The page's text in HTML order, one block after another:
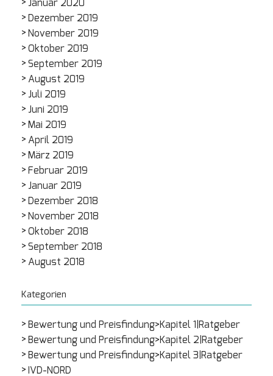
Januar 2020
Dezember 2019
November 2019
Oktober 2019
September 2019
August 2019
Juli 2019
Juni 2019
Mai 2019
April 2019
März 2019
Februar 2019
Januar 2019
Dezember 2018
November 2018
Oktober 2018
September 2018
August 2018
Kategorien
Bewertung und Preisfindung>Kapitel 1|Ratgeber
Bewertung und Preisfindung>Kapitel 2|Ratgeber
Bewertung und Preisfindung>Kapitel 3|Ratgeber
IVD-NORD